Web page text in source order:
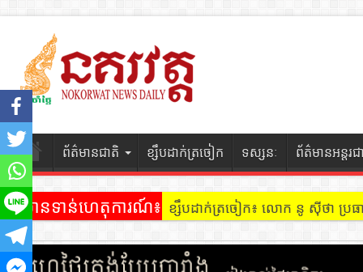
ព័ត៌មានជាតិ ខ្សឹបដាក់ត្រចៀក ទស្សនៈ ព័ត៌មានអន្តរជ
ព័ត៌មានទាន់ហេតុការណ៍៖ ខ្សឹបដាក់ត្រចៀក ៖ អគារ Sky 31